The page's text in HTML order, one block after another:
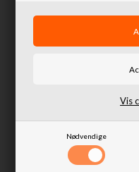
Nødvendige
Vis